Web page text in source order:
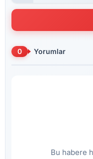
0 Yorumlar
Bu habere